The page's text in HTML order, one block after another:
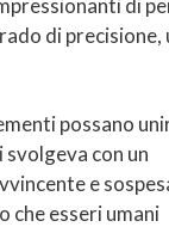
di
di precisione,
possano
con un
e
che esseri umani